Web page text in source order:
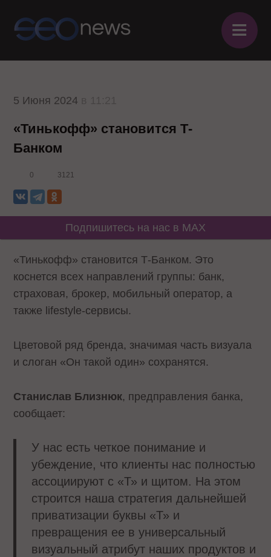
≡
5 Июня 2024
«Тинькофф» становится Т-
Банком
0 3121
Подпишитесь на нас в MAX
«Тинькофф» становится Т-Банком. Это
коснется всех направлений группы: банк,
страховая, брокер, мобильный оператор, а
также lifestyle-сервисы.
Цветовой ряд бренда, значимая часть визуала
и слоган «Он такой один» сохранятся.
Станислав Близнюк, предправления банка,
сообщает:
У нас есть четкое понимание и
убеждение, что клиенты нас полностью
ассоциируют с «Т» и щитом. На этом
строится наша стратегия дальнейшей
приватизации буквы «Т» и
превращения ее в универсальный
визуальный атрибут наших продуктов и